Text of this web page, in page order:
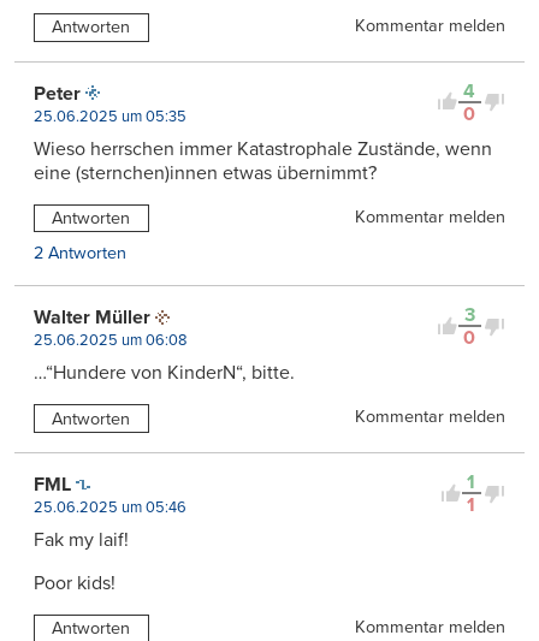
Antworten Kommentar melden
4
0
Peter
25.06.2025 um 05:35
Wieso herrschen immer Katastrophale Zustände, wenn
eine (sternchen)innen etwas übernimmt?
Antworten
Kommentar melden
2 Antworten
3
0
Walter Müller
25.06.2025 um 06:08
…“Hundere von KinderN“, bitte.
Antworten Kommentar melden
1
1
FML
25.06.2025 um 05:46
Fak my laif!
Poor kids!
Antworten Kommentar melden